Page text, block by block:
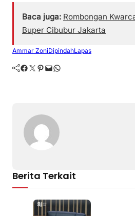
Baca juga: Rombongan
Buper Cibubur Jakarta
Ammar ZoniDipindahLapas
Facebook Twitter Pinterest Mail WhatsApp
Berita Terkait